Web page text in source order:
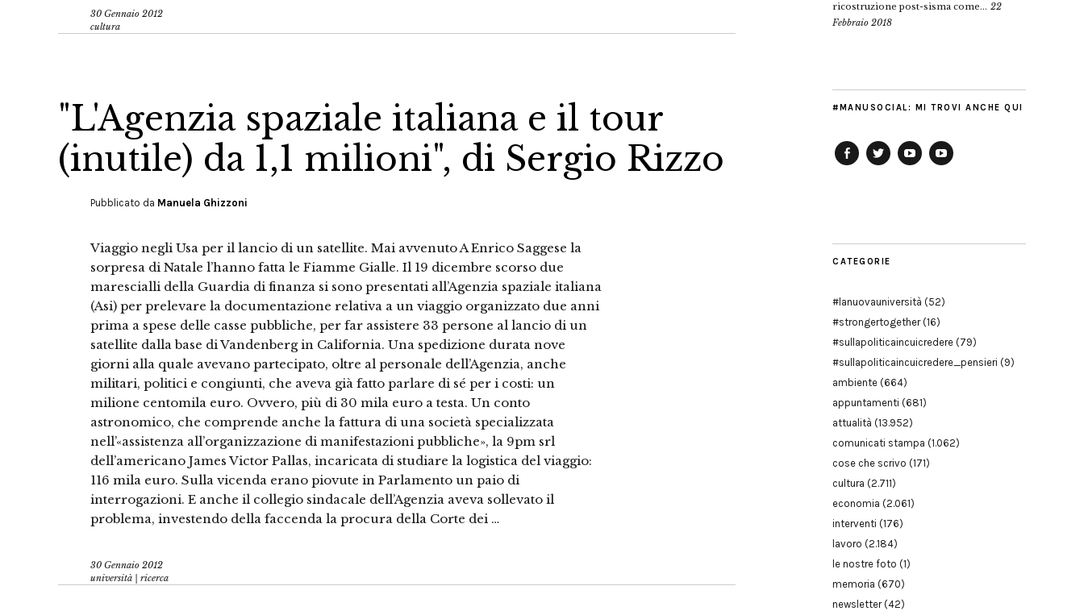
30 Gennaio 2012
cultura
"L'Agenzia spaziale italiana e il tour
(inutile) da 1,1 milioni", di Sergio Rizzo
Pubblicato da Manuela Ghizzoni
Viaggio negli Usa per il lancio di un satellite. Mai avvenuto A Enrico Saggese la
sorpresa di Natale l’hanno fatta le Fiamme Gialle. Il 19 dicembre scorso due
marescialli della Guardia di finanza si sono presentati all’Agenzia spaziale italiana
(Asi) per prelevare la documentazione relativa a un viaggio organizzato due anni
prima a spese delle casse pubbliche, per far assistere 33 persone al lancio di un
satellite dalla base di Vandenberg in California. Una spedizione durata nove
giorni alla quale avevano partecipato, oltre al personale dell’Agenzia, anche
militari, politici e congiunti, che aveva già fatto parlare di sé per i costi: un
milione centomila euro. Ovvero, più di 30 mila euro a testa. Un conto
astronomico, che comprende anche la fattura di una società specializzata
nell’«assistenza all’organizzazione di manifestazioni pubbliche», la 9pm srl
dell’americano James Victor Pallas, incaricata di studiare la logistica del viaggio:
116 mila euro. Sulla vicenda erano piovute in Parlamento un paio di
interrogazioni. E anche il collegio sindacale dell’Agenzia aveva sollevato il
problema, investendo della faccenda la procura della Corte dei …
30 Gennaio 2012
università | ricerca
ricostruzione post-sisma come... 22
Febbraio 2018
#MANUSOCIAL: MI TROVI ANCHE QUI
CATEGORIE
#lanuovauniversità (52)
#strongertogether(16)
#sullapoliticaincuicredere (79)
#sullapoliticaincuicredere_pensieri (9)
ambiente (664)
appuntamenti (681)
attualità (13.952)
comunicati stampa (1.062)
cose che scrivo (171)
cultura (2.711)
economia (2.061)
interventi (176)
lavoro (2.184)
le nostre foto (1)
memoria (670)
newsletter(42)